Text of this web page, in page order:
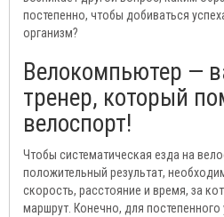
постепенно, чтобы добиваться
организм?
Велокомпьютер —
тренер, который
велоспорт!
Чтобы систематическая езда на
положительный результат,
скорость, расстояние и время, за
маршрут. Конечно, для